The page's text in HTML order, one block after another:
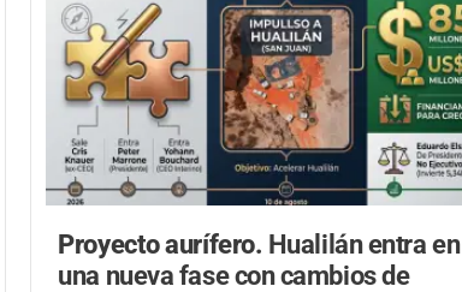
Proyecto aurífero. Hualilán entra en
una nueva fase con cambios de